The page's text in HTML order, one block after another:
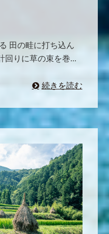
田の畦に打ち込ん
回りに草の束を巻...
続きを読む